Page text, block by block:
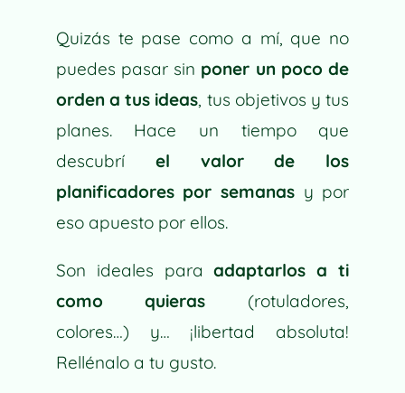
V
E
:
Quizás te pase como a mí, que no
puedes pasar sin poner un poco de
orden a tus ideas, tus objetivos y tus
planes. Hace un tiempo que
descubrí el valor de los
planificadores por semanas y por
eso apuesto por ellos.
Son ideales paraadaptarlos a ti
como quieras (rotuladores,
colores…) y… ¡libertad absoluta!
Rellénalo a tu gusto.